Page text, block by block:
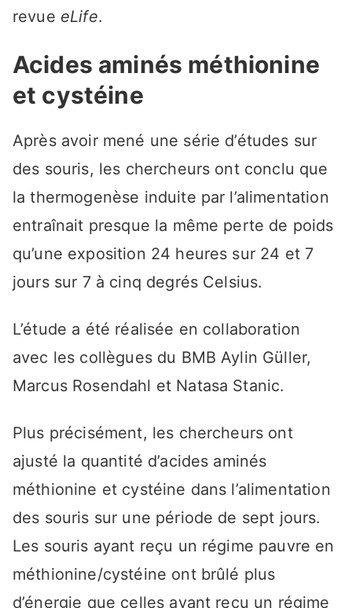
revue eLife.
Acides aminés méthionine
et cystéine
Après avoir mené une série d’études sur
des souris, les chercheurs ont conclu que
la thermogenèse induite par l’alimentation
entraînait presque la même perte de poids
qu’une exposition 24 heures sur 24 et 7
jours sur 7 à cinq degrés Celsius.
L’étude a été réalisée en collaboration
avec les collègues du BMB Aylin Güller,
Marcus Rosendahl et Natasa Stanic.
Plus précisément, les chercheurs ont
ajusté la quantité d’acides aminés
méthionine et cystéine dans l’alimentation
des souris sur une période de sept jours.
Les souris ayant reçu un régime pauvre en
méthionine/cystéine ont brûlé plus
d’énergie que celles ayant reçu un régime